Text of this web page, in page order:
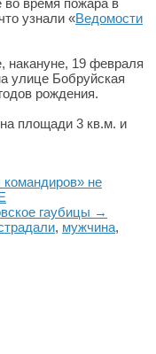
во время пожара в
узнали «Ведомости
накануне, 19 февраля
улице Бобруйская
рождения.
площади 3 кв.м. и
не
гаубицы →
, мужчина,